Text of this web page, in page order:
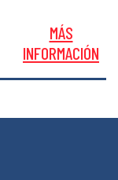
MÁS
INFORMACIÓN